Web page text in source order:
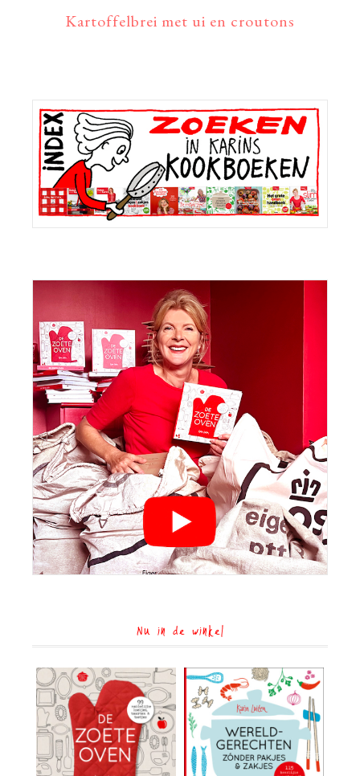
Kartoffelbrei met ui en croutons
Primaire
Sidebar
Nu in de winkel